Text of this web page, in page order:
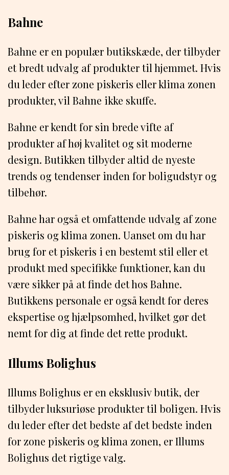
Bahne
Bahne er en populær butikskæde, der tilbyder
et bredt udvalg af produkter til hjemmet. Hvis
du leder efter zone piskeris eller klima zonen
produkter, vil Bahne ikke skuffe.
Bahne er kendt for sin brede vifte af
produkter af høj kvalitet og sit moderne
design. Butikken tilbyder altid de nyeste
trends og tendenser inden for boligudstyr og
tilbehør.
Bahne har også et omfattende udvalg af zone
piskeris og klima zonen. Uanset om du har
brug for et piskeris i en bestemt stil eller et
produkt med specifikke funktioner, kan du
være sikker på at finde det hos Bahne.
Butikkens personale er også kendt for deres
ekspertise og hjælpsomhed, hvilket gør det
nemt for dig at finde det rette produkt.
Illums Bolighus
Illums Bolighus er en eksklusiv butik, der
tilbyder luksuriøse produkter til boligen. Hvis
du leder efter det bedste af det bedste inden
for zone piskeris og klima zonen, er Illums
Bolighus det rigtige valg.